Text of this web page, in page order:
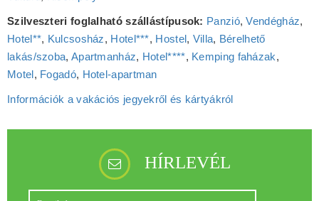
Szilveszteri foglalható szállástípusok: Panzió,Vendégház,
Hotel**, Kulcsosház, Hotel***, Hostel, Villa, Bérelhető
lakás/szoba, Apartmanház, Hotel****, Kemping faházak,
Motel, Fogadó, Hotel‑apartman
Információk a vakációs jegyekről és kártyákról
HÍRLEVÉL